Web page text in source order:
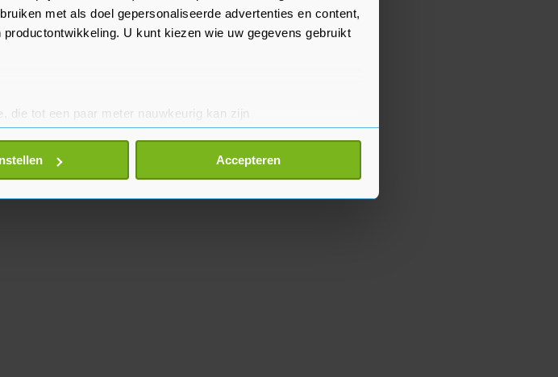
met als doel gepersonaliseerde advertenties en content,
U kunt kiezen wie uw gegevens gebruikt
die tot een paar meter nauwkeurig kan zijn
op specifieke eigenschappen (fingerprinting)
en stel uw voorkeuren in het
detailgedeelte
Accepteren